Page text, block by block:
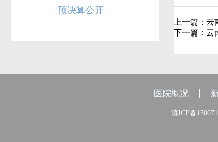
预决算公开
上一篇： 云
下一篇： 云
医院概况
滇ICP备